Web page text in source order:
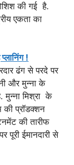
की गई है.
एकता का
!
ढंग से परदे पर
और मुन्ना के
मुन्ना मिश्रा के
की प्रॉडक्शन
की तारीफ
पूरी ईमानदारी से